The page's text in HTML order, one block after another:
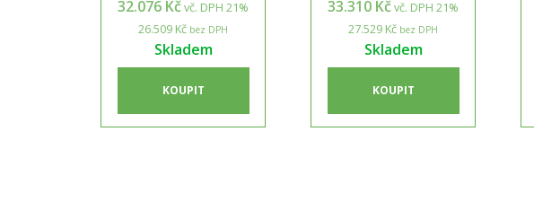
32.076 Kčvč. DPH 21%
26.509 Kč bez DPH
Skladem
KOUPIT
33.310 Kčvč. DPH 21%
27.529 Kč bez DPH
Skladem
KOUPIT